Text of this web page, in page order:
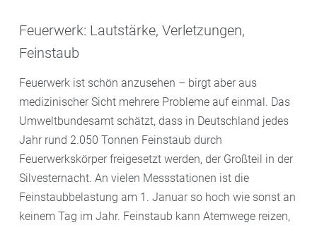
Feuerwerk: Lautstärke, Verletzungen,
Feinstaub
Feuerwerk ist schön anzusehen – birgt aber aus
medizinischer Sicht mehrere Probleme auf einmal. Das
Umweltbundesamt schätzt, dass in Deutschland jedes
Jahr rund 2.050 Tonnen Feinstaub durch
Feuerwerkskörper freigesetzt werden, der Großteil in der
Silvesternacht. An vielen Messstationen ist die
Feinstaubbelastung am 1. Januar so hoch wie sonst an
keinem Tag im Jahr. Feinstaub kann Atemwege reizen,